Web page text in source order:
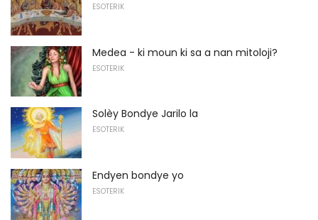
ESOTERIK
Medea - ki moun ki sa a nan mitoloji?
ESOTERIK
Solèy Bondye Jarilo la
ESOTERIK
Endyen bondye yo
ESOTERIK